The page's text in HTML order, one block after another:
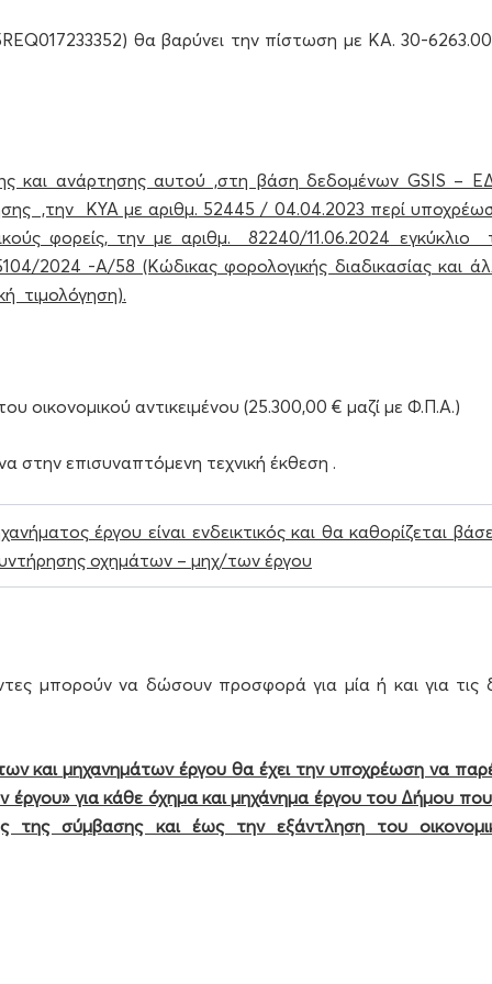
θα βαρύνει την πίστωση με ΚΑ. 30-
και ανάρτησης αυτού ,στη βάση δεδομένων GSIS –
,την ΚΥΑ με αριθμ. 52445 / 04.04.2023 περί
φορείς, την με αριθμ. 82240/11.06.2024 εγκύκλιο
2024 -Α/58 (Κώδικας φορολογικής διαδικασίας και
τιμολόγηση).
οικονομικού αντικειμένου (25.300,00 € μαζί με Φ.Π.Α.)
στην επισυναπτόμενη τεχνική έκθεση .
έργου είναι ενδεικτικός και θα καθορίζεται
οχημάτων – μηχ/των έργου
μπορούν να δώσουν προσφορά για μία ή και για τις
και μηχανημάτων έργου θα έχει την υποχρέωση να
για κάθε όχημα και μηχάνημα έργου του Δήμου
της σύμβασης και έως την εξάντληση του